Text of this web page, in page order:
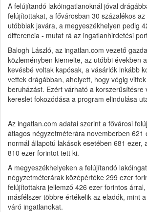
A felújítandó lakóingatlanoknál jóval
felújítottakat, a fővárosban 30 százalékos
utóbbiak javára, a megyeszékhelyen pedig
differencia - mutat rá az ingatlanhirdetési
Balogh László, az ingatlan.com vezető
közleményben kiemelte, az utóbbi években
kevésbé voltak kapósak, a vásárlók inkább
vettek drágábban, ahelyett, hogy végig
beruházást. Ezért várható a korszerűsítésre
kereslet fokozódása a program elindulása
Az ingatlan.com adatai szerint a fővárosi
átlagos négyzetméterára novemberben 621
normál állapotú lakások esetében 681 ezer,
810 ezer forintot tett ki.
A megyeszékhelyeken a felújítandó
négyzetméterárak középértéke 299 ezer
felújítottakra jellemző 426 ezer forintos
másfélszer többre értékelik az eladók, mint
váró ingatlanokat.